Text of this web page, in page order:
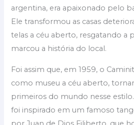
argentina, era apaixonado pelo
Ele transformou as casas
telas a céu aberto, resgatando a
marcou a história do local.
Foi assim que, em 1959, o
como museu a céu aberto,
primeiros do mundo nesse
foi inspirado em um famoso